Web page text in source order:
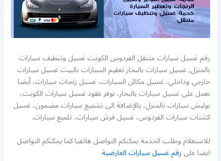
رقم غسيل سيارات متنقل الفردوس الكويت غسيل وتنظيف سيارات
بالمنزل, غسيل سيارات بالبخار تعقيم السيارات بالبيت غسيل سيارات
خارجي وداخلي، غسيل مكائن السيارات، غسيل زنجات سيارات، أيضا
نعمل على غسيل سيارات بالبخار، نوفر عقود غسيل سيارات الكويت،
بوليش سيارات بالمنزل، بالإضافة الى تشميع سيارات مضمون، غسيل
كشنات سيارات الفردوس، غسيل فرش سيارات، تلميع سيارات.
للاستعلام وطلب الخدمة يمكنكم التواصل هاتفيا كما يمكنكم التواصل
ايضا علىرقم غسيل سيارات العارضية